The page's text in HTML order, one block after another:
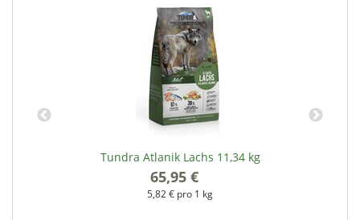
Tundra Atlanik Lachs 11,34 kg
65,95 €
5,82 € pro 1 kg